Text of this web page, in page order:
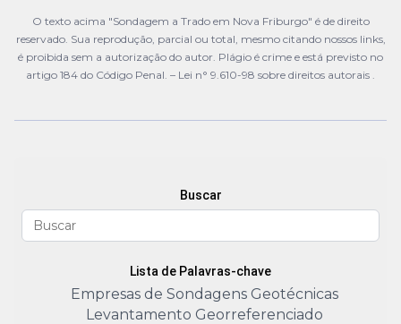
O texto acima "Sondagem a Trado em Nova Friburgo" é de direito
reservado. Sua reprodução, parcial ou total, mesmo citando nossos links,
é proibida sem a autorização do autor. Plágio é crime e está previsto no
artigo 184 do Código Penal. – Lei n° 9.610-98 sobre direitos autorais .
Buscar
Lista de Palavras-chave
Empresas de Sondagens Geotécnicas
Levantamento Georreferenciado